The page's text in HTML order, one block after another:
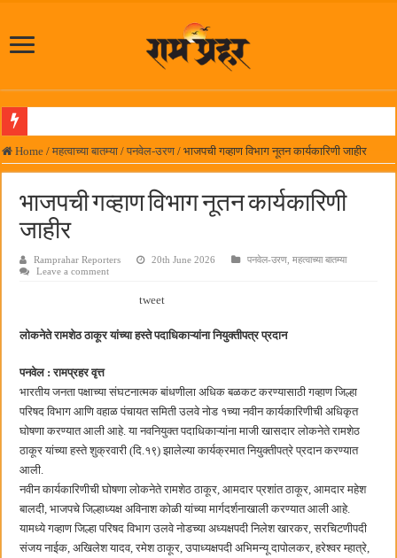
लोकनेते रामशेठ ठाकूर समाजसेवेतील हिरा -आमदार रविशेठ पाटील
पनवेलमध्ये ८ ऑगस्टला महारोजगार मेळावा
सर्वात मोठ्या दिवाळी अंक स्पर्धेचा निकाल जाहीर
जनार्दन भगत शिक्षण प्रसारक संस्थेच्या मुख्य प्रशासकीय कार्यालयासह भव्य मूट कोर्टचे बुधवारी
छत्रपती शिवाजी महाराज महाराजस्व समाधान शिबिरास पनवेलमध्ये उत्स्फूर्त प्रतिसाद
बाल्मर लॉरी आणि शेल इंडियातील कंत्राटी कामगारांना भरघोस पगारवाढ
Home / महत्वाच्या बातम्या / पनवेल-उरण / भाजपची गव्हाण विभाग नूतन कार्यकारिणी जाहीर
भाजपची गव्हाण विभाग नूतन कार्यकारिणी
जाहीर
Ramprahar Reporters 20th June 2026 पनवेल-उरण ,महत्वाच्या बातम्या
Leave a comment
tweet
लोकनेते रामशेठ ठाकूर यांच्या हस्ते पदाधिकाऱ्यांना नियुक्तीपत्र प्रदान
पनवेल : रामप्रहर वृत्त
भारतीय जनता पक्षाच्या संघटनात्मक बांधणीला अधिक बळकट करण्यासाठी गव्हाण जिल्हा
परिषद विभाग आणि वहाळ पंचायत समिती उलवे नोड १च्या नवीन कार्यकारिणीची अधिकृत
घोषणा करण्यात आली आहे. या नवनियुक्त पदाधिकाऱ्यांना माजी खासदार लोकनेते रामशेठ
ठाकूर यांच्या हस्ते शुक्रवारी (दि.१९) झालेल्या कार्यक्रमात नियुक्तीपत्रे प्रदान करण्यात
आली.
नवीन कार्यकारिणीची घोषणा लोकनेते रामशेठ ठाकूर, आमदार प्रशांत ठाकूर, आमदार महेश
बालदी, भाजपचे जिल्हाध्यक्ष अविनाश कोळी यांच्या मार्गदर्शनाखाली करण्यात आली आहे.
यामध्ये गव्हाण जिल्हा परिषद विभाग उलवे नोडच्या अध्यक्षपदी निलेश खारकर, सरचिटणीपदी
संजय नाईक, अखिलेश यादव, रमेश ठाकूर, उपाध्यक्षपदी अभिमन्यू दापोलकर, हरेश्वर म्हात्रे,